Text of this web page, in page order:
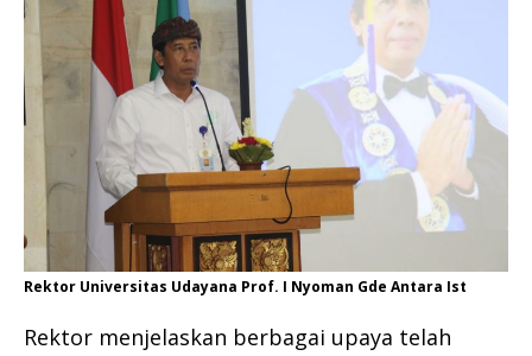
Rektor Universitas Udayana Prof. I Nyoman Gde Antara Ist
Rektor menjelaskan berbagai upaya telah